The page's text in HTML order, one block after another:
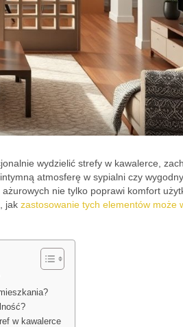
wydzielić strefy w kawalerce,
atmosferę w sypialni czy
nie tylko poprawi komfort
jak zastosowanie tych elementów może
w kawalerce